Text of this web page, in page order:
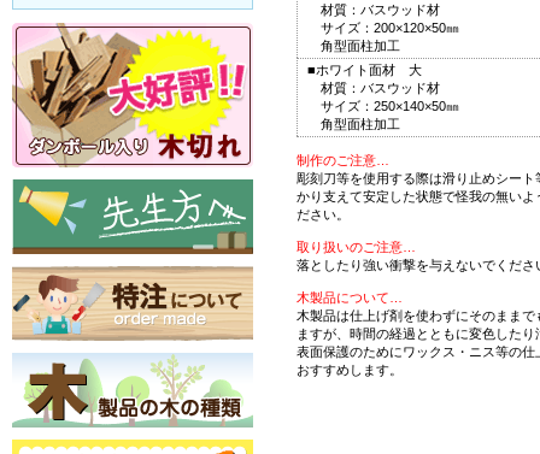
材質：バスウッド材
サイズ：200×120×50㎜
角型面柱加工
■ホワイト面材 大
材質：バスウッド材
サイズ：250×140×50㎜
角型面柱加工
制作のご注意…
彫刻刀等を使用する際は滑り止めシート
かり支えて安定した状態で怪我の無いよ
ださい。
取り扱いのご注意…
落としたり強い衝撃を与えないでくださ
木製品について…
木製品は仕上げ剤を使わずにそのままで
ますが、時間の経過とともに変色した
表面保護のためにワックス・ニス等の仕
おすすめします。